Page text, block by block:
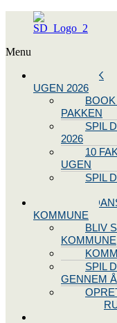
Menu
SPIL DANSK
UGEN 2026
PAKKEN
SPIL
2026
10
UGEN
SPIL
BLIV SPIL
KOMMUNE
BLIV
KOMMUNE
SPIL
GENNEM